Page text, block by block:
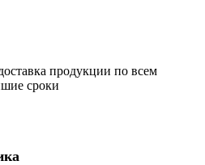
продукции по всем
сроки